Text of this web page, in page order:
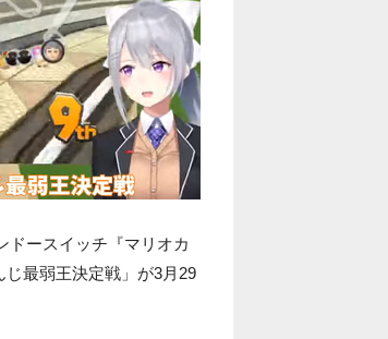
ドースイッチ『マリオカ
最弱王決定戦」が3月29